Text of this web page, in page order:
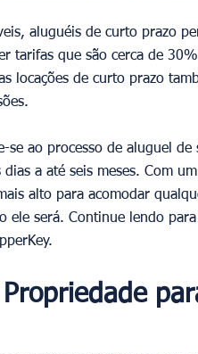
aluguéis de curto prazo
tarifas que são cerca de
locações de curto prazo
se ao processo de aluguel
a até seis meses. Com
alto para acomodar
ele será. Continue lendo